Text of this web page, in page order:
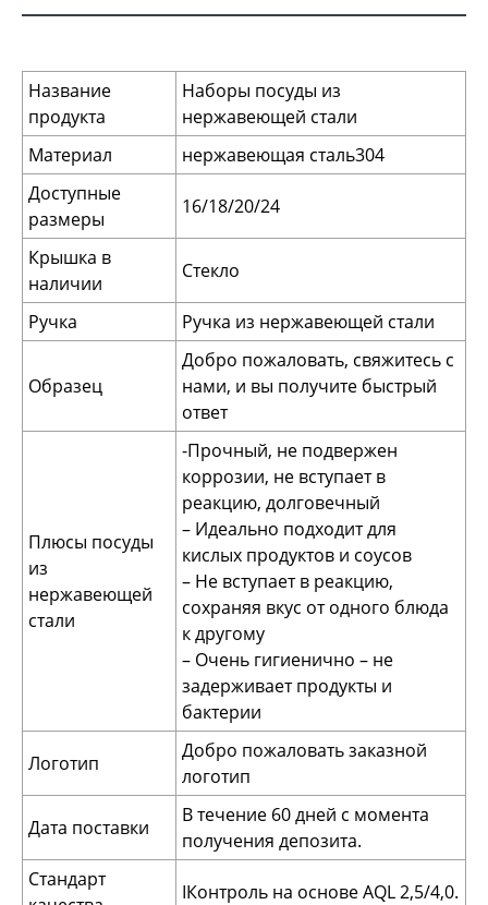
Название
продукта
Наборы посуды из
нержавеющей стали
Материал
нержавеющая сталь304
Доступные
размеры
16/18/20/24
Крышка в
наличии
Стекло
Ручка Ручка из нержавеющей стали
Образец
Добро пожаловать, свяжитесь с
нами, и вы получите быстрый
ответ
Плюсы посуды
из
нержавеющей
стали
-Прочный, не подвержен
коррозии, не вступает в
реакцию, долговечный
– Идеально подходит для
кислых продуктов и соусов
– Не вступает в реакцию,
сохраняя вкус от одного блюда
к другому
– Очень гигиенично – не
задерживает продукты и
бактерии
Логотип
Добро пожаловать заказной
логотип
Дата поставки
В течение 60 дней с момента
получения депозита.
Стандарт
IКонтроль на основе AQL 2,5/4,0.